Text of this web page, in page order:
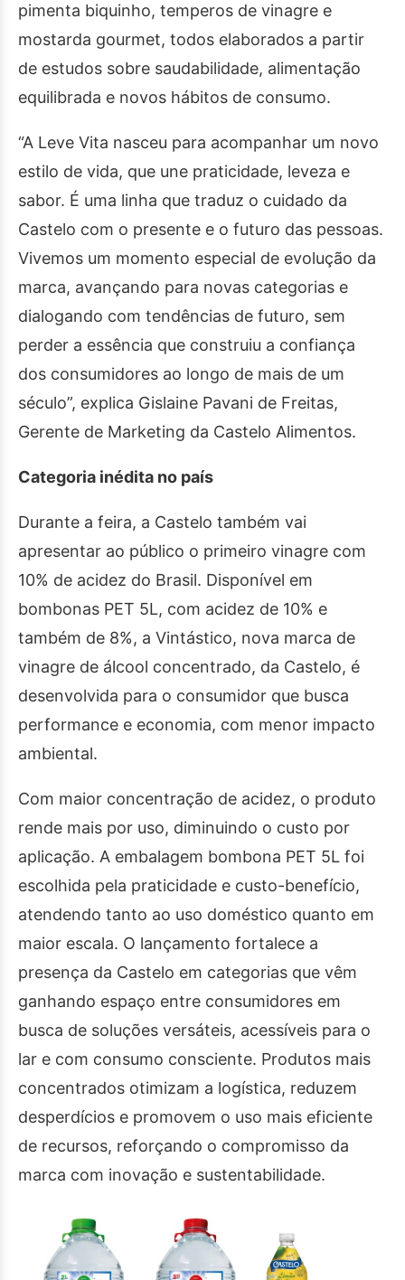
pimenta biquinho, temperos de vinagre e
mostarda gourmet, todos elaborados a partir
de estudos sobre saudabilidade, alimentação
equilibrada e novos hábitos de consumo.
“A Leve Vita nasceu para acompanhar um novo
estilo de vida, que une praticidade, leveza e
sabor. É uma linha que traduz o cuidado da
Castelo com o presente e o futuro das pessoas.
Vivemos um momento especial de evolução da
marca, avançando para novas categorias e
dialogando com tendências de futuro, sem
perder a essência que construiu a confiança
dos consumidores ao longo de mais de um
século”, explica Gislaine Pavani de Freitas,
Gerente de Marketing da Castelo Alimentos.
Categoria inédita no país
Durante a feira, a Castelo também vai
apresentar ao público o primeiro vinagre com
10% de acidez do Brasil. Disponível em
bombonas PET 5L, com acidez de 10% e
também de 8%, a Vintástico, nova marca de
vinagre de álcool concentrado, da Castelo, é
desenvolvida para o consumidor que busca
performance e economia, com menor impacto
ambiental.
Com maior concentração de acidez, o produto
rende mais por uso, diminuindo o custo por
aplicação. A embalagem bombona PET 5L foi
escolhida pela praticidade e custo-benefício,
atendendo tanto ao uso doméstico quanto em
maior escala. O lançamento fortalece a
presença da Castelo em categorias que vêm
ganhando espaço entre consumidores em
busca de soluções versáteis, acessíveis para o
lar e com consumo consciente. Produtos mais
concentrados otimizam a logística, reduzem
desperdícios e promovem o uso mais eficiente
de recursos, reforçando o compromisso da
marca com inovação e sustentabilidade.